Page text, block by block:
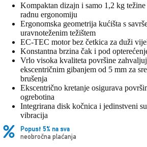
Kompaktan dizajn i samo 1,2 kg
radnu ergonomiju
Ergonomska geometrija kućišta s
uravnoteženim težištem
EC-TEC motor bez četkica za duži
Konstantna brzina čak i pod
Vrlo visoka kvaliteta površine
ekscentričnim gibanjem od 5 mm za
brušenja
Ekscentrično kretanje osigurava
ogrebotina
Integrirana disk kočnica i jedinstveni
vibracija
Popust 5% na sva
neobročna plaćanja